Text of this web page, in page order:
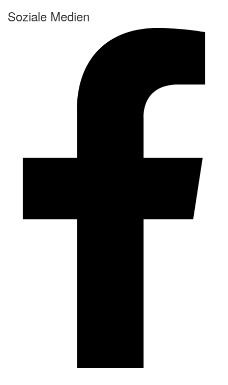
Soziale Medien